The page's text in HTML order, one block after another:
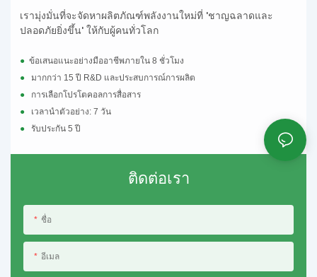
เป็นไฟฟ้ากระแสสลับ ทำให้สามารถใช้งานร่วมกับ
เครื่องใช้ไฟฟ้าและโครงข่ายไฟฟ้าได้ โดยจะ
ให้อยู่ในระดับที่เหมาะสม
เรามุ่งมั่นที่จะจัดหาผลิตภัณฑ์พลังงานใหม่ที่ 'ชาญฉลาดและ
ปลอดภัยยิ่งขึ้น' ให้กับผู้คนทั่วโลก
● ข้อเสนอแนะอย่างมืออาชีพภายใน 8 ชั่วโมง
●
มากกว่า 15 ปี R&D และประสบการณ์การผลิต
●
การเลือกโปรโตคอลการสื่อสาร
●
เวลานำตัวอย่าง: 7 วัน
●
รับประกัน 5 ปี
ติดต่อเรา
ชื่อ
อีเมล